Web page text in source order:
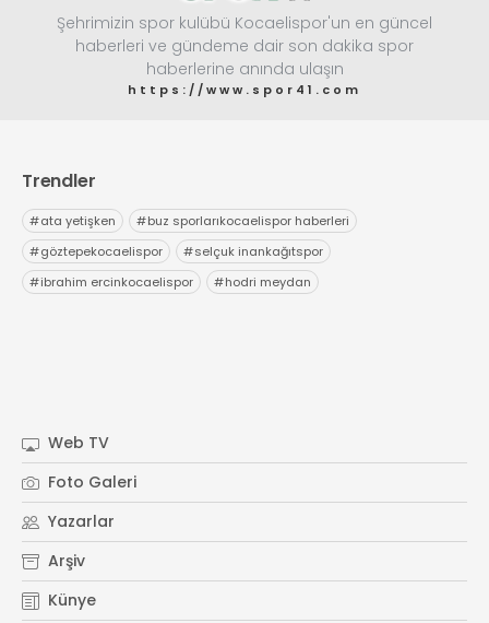
Şehrimizin spor kulübü Kocaelispor'un en güncel
haberleri ve gündeme dair son dakika spor
haberlerine anında ulaşın
https://www.spor41.com
Trendler
#ata yetişken #buz sporlarıkocaelispor haberleri
#göztepekocaelispor #selçuk inankağıtspor
#ibrahim ercinkocaelispor #hodri meydan
Web TV
Foto Galeri
Yazarlar
Arşiv
Künye